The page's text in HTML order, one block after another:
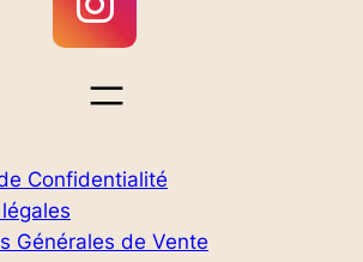
Confidentialité
Générales de Vente